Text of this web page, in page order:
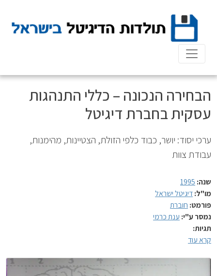
content
הבחירה הנכונה – כללי התנהגות
עסקית בחברת דיגיטל
ערכי יסוד: יושר, כבוד כלפי הזולת, הצטיינות, מהימנות,
עבודת צוות
שנה: 1995
מו"ל:דיגיטל ישראל
פורמט: חוברת
נמסר ע"י: ענת כרמי
תגיות:
קרא עוד